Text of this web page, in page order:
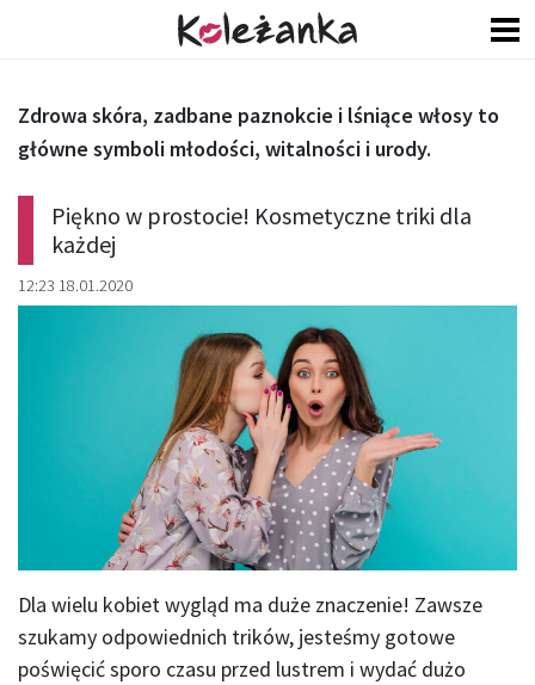
Piękno w prostocie! Kosmetyczne triki dla
każdej
12:23 18.01.2020
Zdrowa skóra, zadbane paznokcie i lśniące włosy to
główne symboli młodości, witalności i urody.
Dla wielu kobiet wygląd ma duże znaczenie! Zawsze
szukamy odpowiednich trików, jesteśmy gotowe
poświęcić sporo czasu przed lustrem i wydać dużo